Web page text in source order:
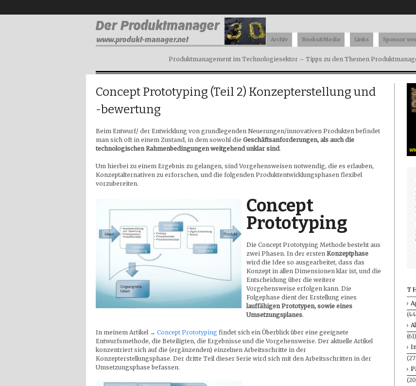
Produktmanagement im Technologiesektor – Tipps zu den Themen
Archiv Books&Media Links Sponsor
Concept Prototyping (Teil 2) Konzepterstellung und
-bewertung
Beim Entwurf/ der Entwicklung von grundlegenden Neuerungen/innovativen Produkten befindet
man sich oft in einem Zustand, in dem sowohl die Geschäftsanforderungen, als auch die
technologischen Rahmenbedingungen weitgehend unklar sind.
Um hierbei zu einem Ergebnis zu gelangen, sind Vorgehensweisen notwendig, die es erlauben,
Konzeptalternativen zu erforschen, und die folgenden Produktentwicklungsphasen flexibel
vorzubereiten.
Concept
Prototyping
Die Concept Prototyping Methode besteht aus
zwei Phasen. In der ersten Konzeptphase
wird die Idee so ausgearbeitet, dass das
Konzept in allen Dimensionen klar ist, und die
Entscheidung über die weitere
Vorgehensweise erfolgen kann. Die
Folgephase dient der Erstellung eines
lauffähigen Prototypen, sowie eines
Umsetzungsplanes.
In meinem Artikel → Concept Prototyping findet sich ein Überblick über eine geeignete
Entwurfsmethode, die Beteiligten, die Ergebnisse und die Vorgehensweise. Der aktuelle Artikel
konzentriert sich auf die (ergänzenden) einzelnen Arbeitsschritte in der
Konzepterstellungsphase. Der dritte Teil dieser Serie wird sich mit den Arbeitsschritten in der
Umsetzungsphase befassen.
(61)